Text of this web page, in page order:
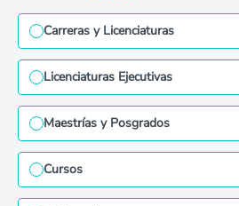
Carreras y Licenciaturas
Licenciaturas Ejecutivas
Maestrías y Posgrados
Cursos